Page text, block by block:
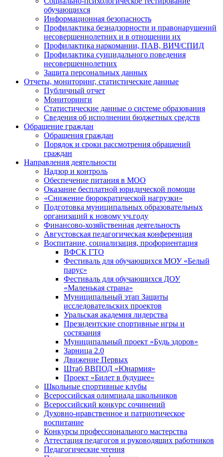
обучающихся
Информационная безопасность
Профилактика безнадзорности и правонарушений
несовершеннолетних и в отношении их
Профилактика наркомании, ПАВ, ВИЧ/СПИД
Профилактика суицидального поведения
несовершеннолетних
Защита персональных данных
Отчеты, мониторинг, статистические данные
Публичный отчет
Мониторинги
Статистические данные о системе образования
Сведения об исполнении бюджетных средств
Обращение граждан
Обращения граждан
Порядок и сроки рассмотрения обращений
граждан
Направления деятельности
Надзор и контроль
Обеспечение питания в МОО
Оказание бесплатной юридической помощи
«Снижение бюрократической нагрузки»
Подготовка муниципальных образовательных
организаций к новому уч.году
Финансово-хозяйственная деятельность
Августовская педагогическая конференция
Воспитание, социализация, профориентация
ВФСК ГТО
Фестиваль для обучающихся МОУ «Белый
парус»
Фестиваль для обучающихся ДОУ
«Маленькая страна»
Муниципальный этап Защиты
исследовательских проектов
Уральская академия лидерства
Президентские спортивные игры и
состязания
Муниципальный проект «Будь здоров»
Зарница 2.0
Движение Первых
Штаб ВВПОД «Юнармия»
Проект «Билет в будущее»
Школьные спортивные клубы
Всероссийская олимпиада школьников
Всероссийский конкурс сочинений
Духовно-нравственное и патриотическое
воспитание
Конкурсы профессионального мастерства
Аттестация педагогов и руководящих работников
Педагогические чтения